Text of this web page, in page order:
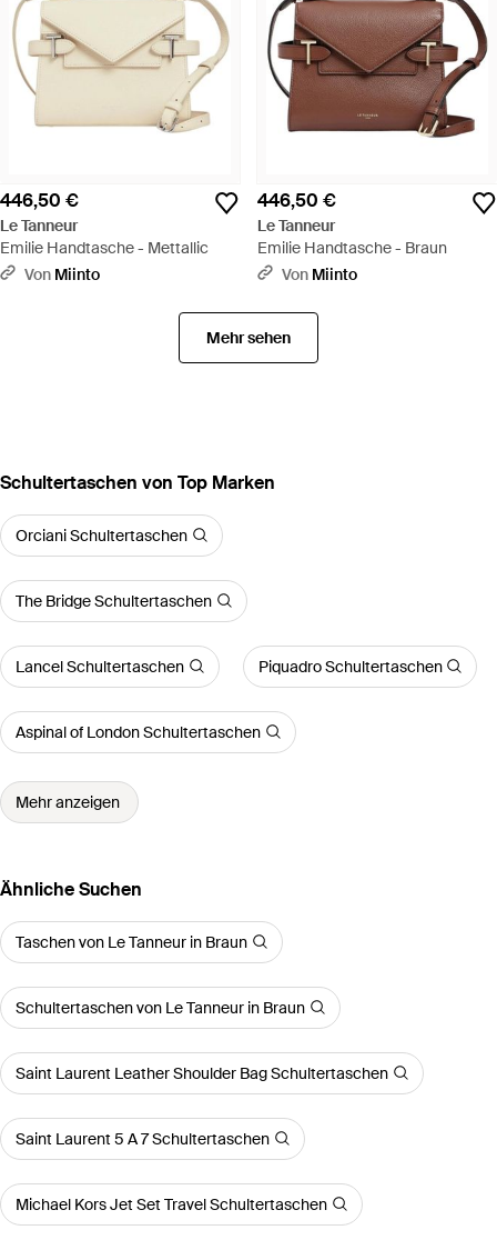
446,50 €
Le Tanneur
Emilie Handtasche - Mettallic
Von Miinto
446,50 €
Le Tanneur
Emilie Handtasche - Braun
Von Miinto
Mehr sehen
Schultertaschen von Top Marken
Orciani Schultertaschen
The Bridge Schultertaschen
Lancel Schultertaschen Piquadro Schultertaschen
Aspinal of London Schultertaschen
Mehr anzeigen
Ähnliche Suchen
Taschen von Le Tanneur in Braun
Schultertaschen von Le Tanneur in Braun
Saint Laurent Leather Shoulder Bag Schultertaschen
Saint Laurent 5 A 7 Schultertaschen
Michael Kors Jet Set Travel Schultertaschen